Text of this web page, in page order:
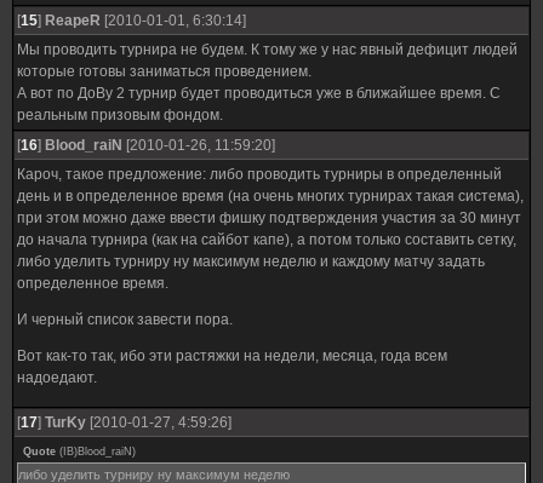
[15] ReapeR [2010-01-01, 6:30:14]
Мы проводить турнира не будем. К тому же у нас явный дефицит людей
которые готовы заниматься проведением.
А вот по ДоВу 2 турнир будет проводиться уже в ближайшее время. С
реальным призовым фондом.
[16] Blood_raiN [2010-01-26, 11:59:20]
Кароч, такое предложение: либо проводить турниры в определенный
день и в определенное время (на очень многих турнирах такая система),
при этом можно даже ввести фишку подтверждения участия за 30 минут
до начала турнира (как на сайбот капе), а потом только составить сетку,
либо уделить турниру ну максимум неделю и каждому матчу задать
определенное время.
И черный список завести пора.
Вот как-то так, ибо эти растяжки на недели, месяца, года всем
надоедают.
[17] TurKy [2010-01-27, 4:59:26]
Quote ( IB)Blood_raiN )
либо уделить турниру ну максимум неделю